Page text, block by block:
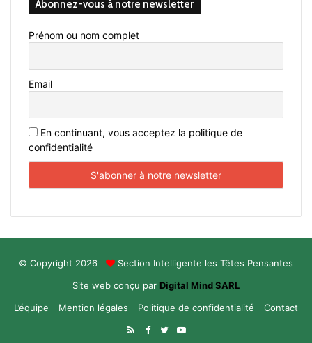
Abonnez-vous à notre newsletter
Prénom ou nom complet
Email
En continuant, vous acceptez la politique de
confidentialité
© Copyright 2026
Section Intelligente les Têtes Pensantes
Site web conçu par Digital Mind SARL
L’équipe
Mention légales Politique de confidentialité
Contact
RSSFacebook
TwitterYouTube